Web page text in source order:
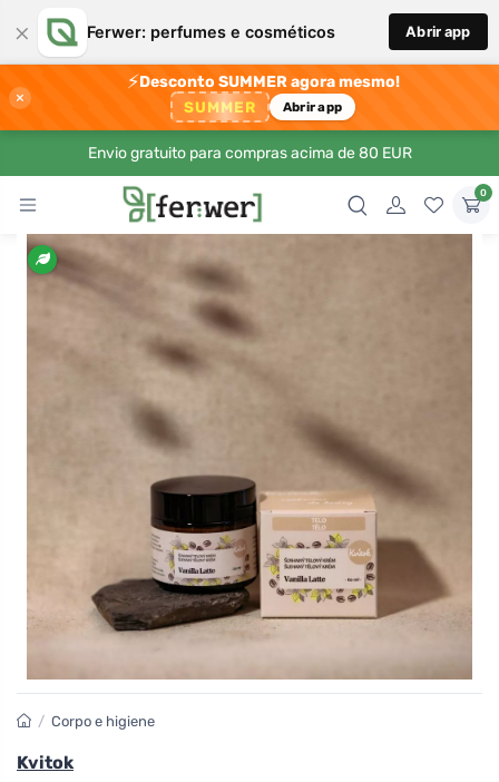
× Ferwer: perfumes e cosméticos Abrir app
×
⚡Desconto SUMMER agora mesmo!
SUMMER Abrir app
Envio gratuito para compras acima de 80 EUR
0
/ Corpo e higiene
Kvitok